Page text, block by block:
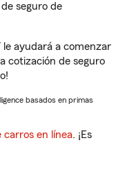
seguro de
ayudará a comenzar
cotización de seguro
basados en primas
carros en línea. ¡Es